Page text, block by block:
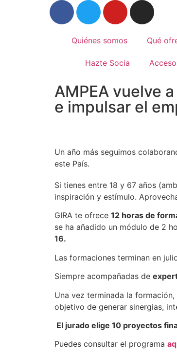
Quiénes somos Qué
Hazte Socia
AMPEA vuelve
e impulsar el
Un año más seguimos
este País.
Si tienes entre 18 y 67 años
inspiración y estímulo.
GIRA te ofrece 12 horas de
se ha añadido un módulo de 2
16.
Las formaciones terminan en
Siempre acompañadas de
Una vez terminada la
objetivo de generar sinergias,
El jurado elige 10 proyectos
Puedes consultar el programa